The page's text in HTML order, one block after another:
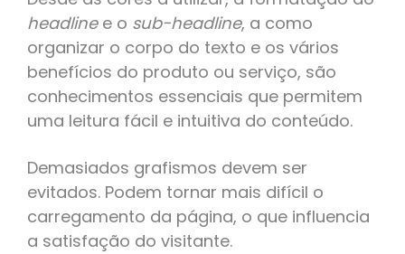
headlinee o sub-headline, a como
organizar o corpo do texto e os vários
benefícios do produto ou serviço, são
conhecimentos essenciais que permitem
uma leitura fácil e intuitiva do conteúdo.
Demasiados grafismos devem ser
evitados. Podem tornar mais difícil o
carregamento da página, o que influencia
a satisfação do visitante.